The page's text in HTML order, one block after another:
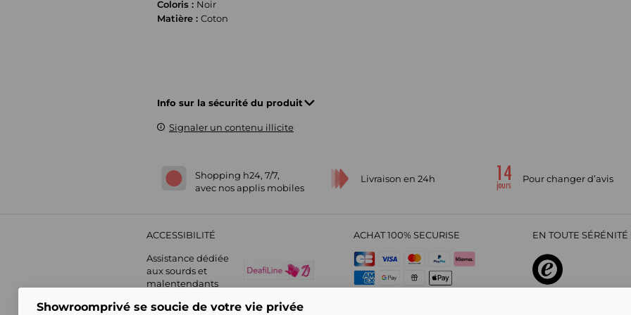
Coloris : Noir
Matière :Coton
Info sur la sécurité du produit
Signaler un contenu illicite
Shopping h24, 7/7,
avec nos applis mobiles
Livraison en 24h Pour changer d’avis
ACCESSIBILITÉ
Assistance dédiée
aux sourds et
malentendants
ACHAT 100% SECURISE EN TOUTE SÉRÉNITÉ
Showroomprivé se soucie de votre vie privée